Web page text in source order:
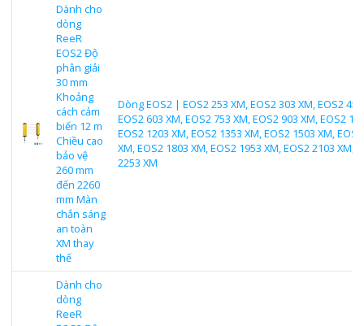
Dành cho
dòng
ReeR
EOS2 Độ
phân giải
30 mm
Khoảng
cách cảm
biến 12 m
Chiều cao
bảo vệ
260 mm
đến 2260
mm Màn
chắn sáng
an toàn
XM thay
thế
Dòng EOS2 | EOS2 253 XM, EOS2 303 XM, EOS2
EOS2 603 XM, EOS2 753 XM, EOS2 903 XM, EOS2
EOS2 1203 XM, EOS2 1353 XM, EOS2 1503 XM,
XM, EOS2 1803 XM, EOS2 1953 XM, EOS2 2103 XM,
2253 XM
Dành cho
dòng
ReeR